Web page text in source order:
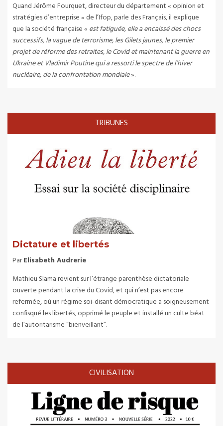
Quand Jérôme Fourquet, directeur du département « opinion et
stratégies d’entreprise » de l’Ifop, parle des Français, il explique
que la société française « est fatiguée, elle a encaissé des chocs
successifs, la vague de terrorisme, les Gilets jaunes, le premier
projet de réforme des retraites, le Covid et maintenant la guerre en
Ukraine et Vladimir Poutine qui a ressorti le spectre de l’hiver
nucléaire, de la confrontation mondiale».
TRIBUNES
Dictature et libertés
ParElisabeth Audrerie
Mathieu Slama revient sur l’étrange parenthèse dictatoriale
ouverte pendant la crise du Covid, et qui n’est pas encore
refermée, où un régime soi-disant démocratique a soigneusement
confisqué les libertés, opprimé le peuple et installé un culte béat
de l’autoritarisme “bienveillant”.
CIVILISATION